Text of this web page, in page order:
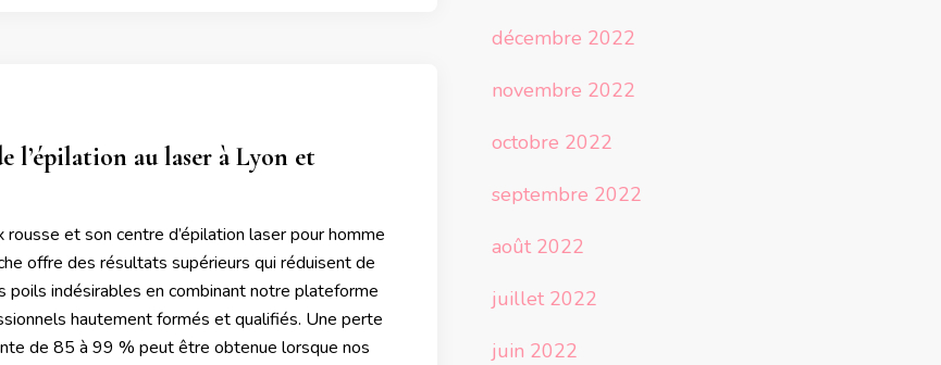
l’épilation au laser à Lyon et
rousse et son centre d’épilation laser pour homme
offre des résultats supérieurs qui réduisent de
poils indésirables en combinant notre plateforme
hautement formés et qualifiés. Une perte
de 85 à 99 % peut être obtenue lorsque nos
décembre 2022
novembre 2022
octobre 2022
septembre 2022
août 2022
juillet 2022
juin 2022